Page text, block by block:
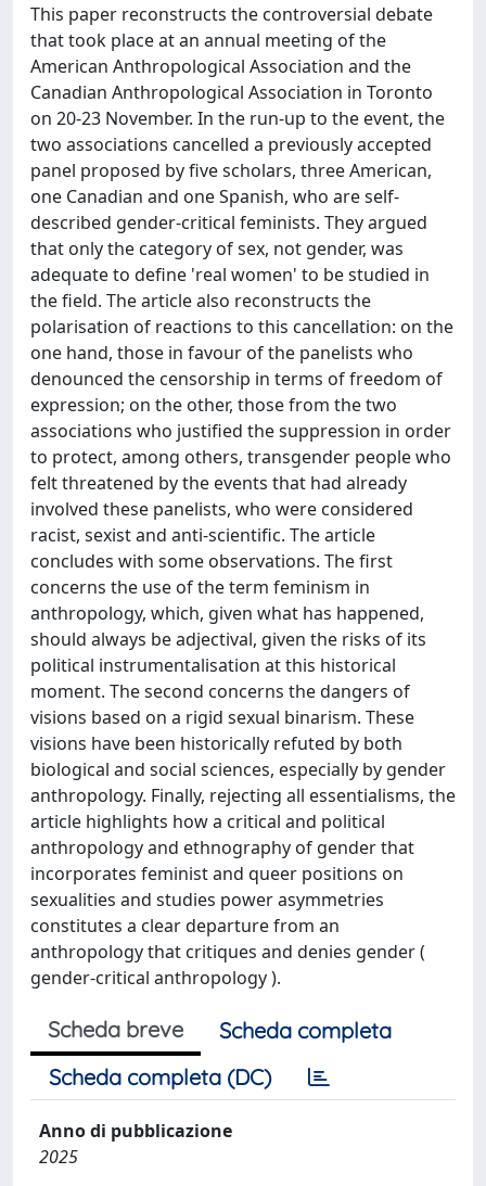
This paper reconstructs the controversial debate
that took place at an annual meeting of the
American Anthropological Association and the
Canadian Anthropological Association in Toronto
on 20-23 November. In the run-up to the event, the
two associations cancelled a previously accepted
panel proposed by five scholars, three American,
one Canadian and one Spanish, who are self-
described gender-critical feminists. They argued
that only the category of sex, not gender, was
adequate to define 'real women' to be studied in
the field. The article also reconstructs the
polarisation of reactions to this cancellation: on the
one hand, those in favour of the panelists who
denounced the censorship in terms of freedom of
expression; on the other, those from the two
associations who justified the suppression in order
to protect, among others, transgender people who
felt threatened by the events that had already
involved these panelists, who were considered
racist, sexist and anti-scientific. The article
concludes with some observations. The first
concerns the use of the term feminism in
anthropology, which, given what has happened,
should always be adjectival, given the risks of its
political instrumentalisation at this historical
moment. The second concerns the dangers of
visions based on a rigid sexual binarism. These
visions have been historically refuted by both
biological and social sciences, especially by gender
anthropology. Finally, rejecting all essentialisms, the
article highlights how a critical and political
anthropology and ethnography of gender that
incorporates feminist and queer positions on
sexualities and studies power asymmetries
constitutes a clear departure from an
anthropology that critiques and denies gender (
gender-critical anthropology ).
Scheda breve
Scheda completa
Scheda completa (DC)
Anno di pubblicazione
2025